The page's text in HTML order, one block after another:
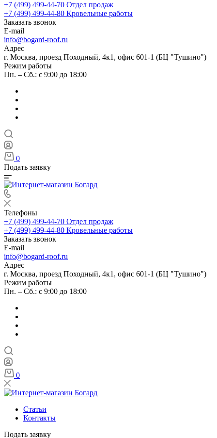
+7 (499) 499-44-70 Отдел продаж
+7 (499) 499-44-80 Кровельные работы
Заказать звонок
E-mail
info@bogard-roof.ru
Адрес
г. Москва, проезд Походный, 4к1, офис 601-1 (БЦ "Тушино")
Режим работы
Пн. – Сб.: с 9:00 до 18:00
0
Подать заявку
Телефоны
+7 (499) 499-44-70 Отдел продаж
+7 (499) 499-44-80 Кровельные работы
Заказать звонок
E-mail
info@bogard-roof.ru
Адрес
г. Москва, проезд Походный, 4к1, офис 601-1 (БЦ "Тушино")
Режим работы
Пн. – Сб.: с 9:00 до 18:00
0
Статьи
Контакты
Подать заявку